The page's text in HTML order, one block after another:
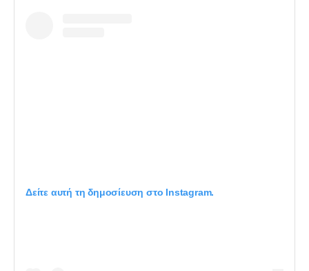
Δείτε αυτή τη δημοσίευση στο Instagram.